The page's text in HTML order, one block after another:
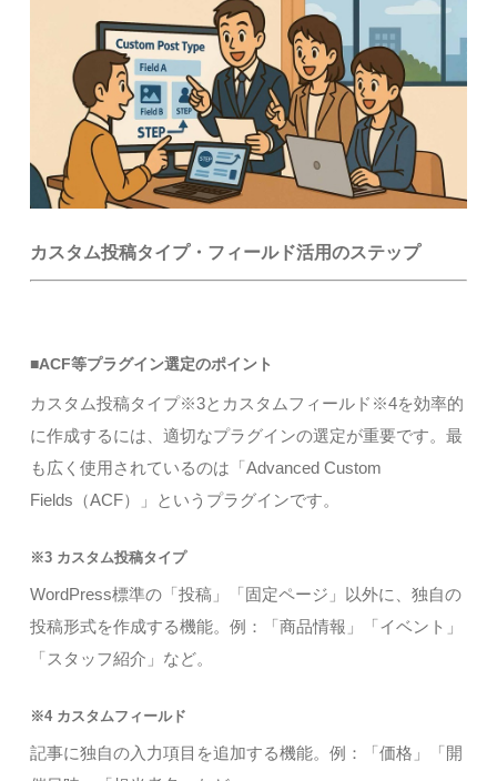
カスタム投稿タイプ・フィールド活用のステップ
■ACF等プラグイン選定のポイント
カスタム投稿タイプ※3とカスタムフィールド※4を効率的
に作成するには、適切なプラグインの選定が重要です。最
も広く使用されているのは「Advanced Custom
Fields（ACF）」というプラグインです。
※3 カスタム投稿タイプ
WordPress標準の「投稿」「固定ページ」以外に、独自の
投稿形式を作成する機能。例：「商品情報」「イベント」
「スタッフ紹介」など。
※4 カスタムフィールド
記事に独自の入力項目を追加する機能。例：「価格」「開